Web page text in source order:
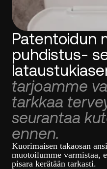
Patentoidun
puhdistus-
tarjoamme
tarkkaa
seurantaa
ennen.
Kuorimaisen takaosan
muotoilumme varmistaa,
pisara kerätään tarkasti.